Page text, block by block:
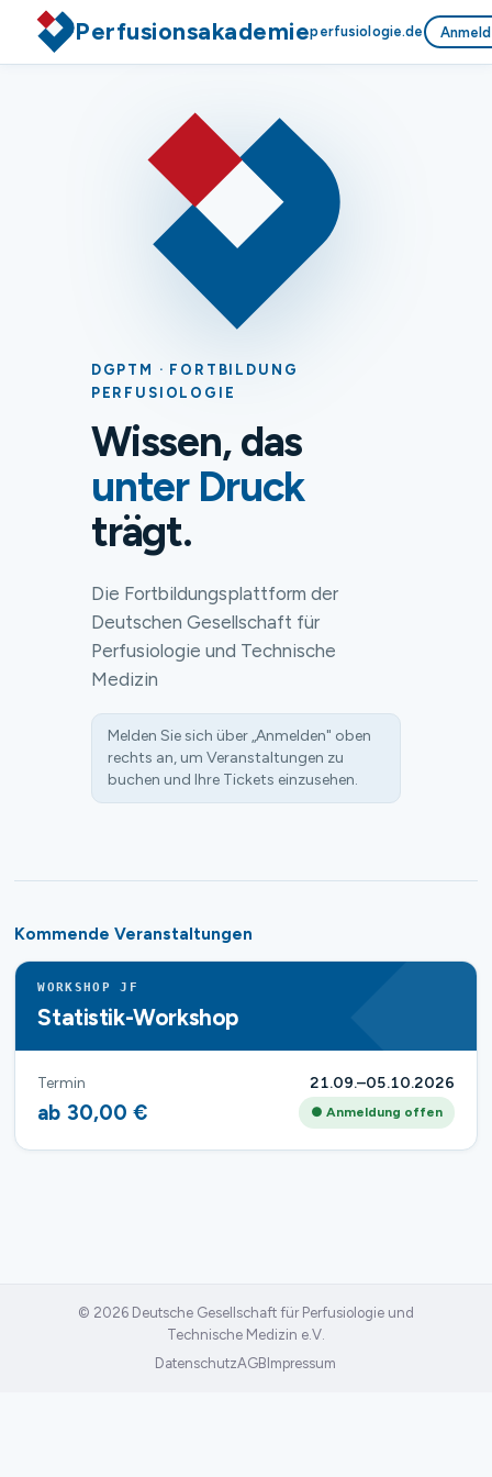
Perfusionsakademieperfusiologie.de
DGPTM · FORTBILDUNG
PERFUSIOLOGIE
Wissen, das
unter Druck
trägt.
Die Fortbildungsplattform der
Deutschen Gesellschaft für
Perfusiologie und Technische
Medizin
Melden Sie sich über „Anmelden" oben
rechts an, um Veranstaltungen zu
buchen und Ihre Tickets einzusehen.
Kommende Veranstaltungen
WORKSHOP JF
Statistik-Workshop
Termin 21.09.–05.10.2026
ab 30,00 € ● Anmeldung offen
© 2026 Deutsche Gesellschaft für Perfusiologie und
Technische Medizin e.V.
DatenschutzAGB Impressum